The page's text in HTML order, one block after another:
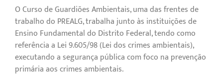
O Curso de Guardiões Ambientais, uma das frentes de
trabalho do PREALG, trabalha junto às instituições de
Ensino Fundamental do Distrito Federal, tendo como
referência a Lei 9.605/98 (Lei dos crimes ambientais),
executando a segurança pública com foco na prevenção
primária aos crimes ambientais.